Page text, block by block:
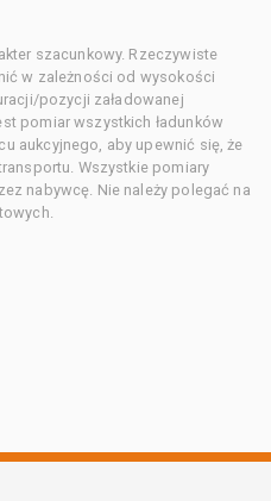
szacunkowy. Rzeczywiste
w zależności od wysokości
pozycji załadowanej
pomiar wszystkich ładunków
aukcyjnego, aby upewnić się, że
Wszystkie pomiary
nabywcę. Nie należy polegać na